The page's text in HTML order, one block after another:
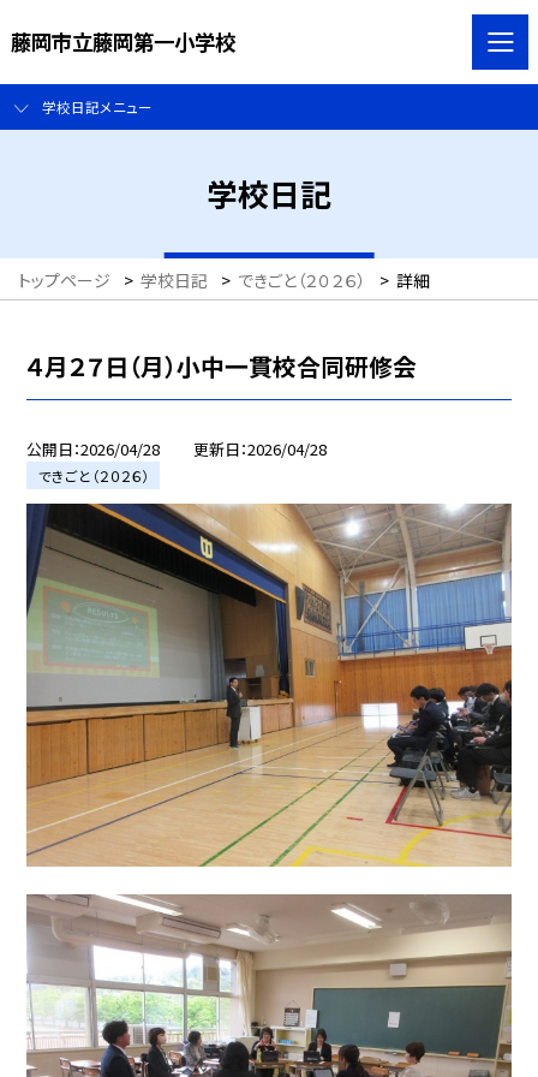
藤岡市立藤岡第一小学校
学校日記メニュー
学校日記
トップページ > 学校日記 > できごと（２０２６） > 詳細
４月２７日（月）小中一貫校合同研修会
公開日 2026/04/28 更新日 2026/04/28
できごと（２０２６）